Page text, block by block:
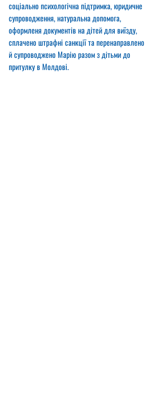
соціально психологічна підтримка, юридичне
супроводження, натуральна допомога,
оформленя документів на дітей для виїзду,
сплачено штрафні санкції та перенаправлено
й супроводжено Марію разом з дітьми до
притулку в Молдові.